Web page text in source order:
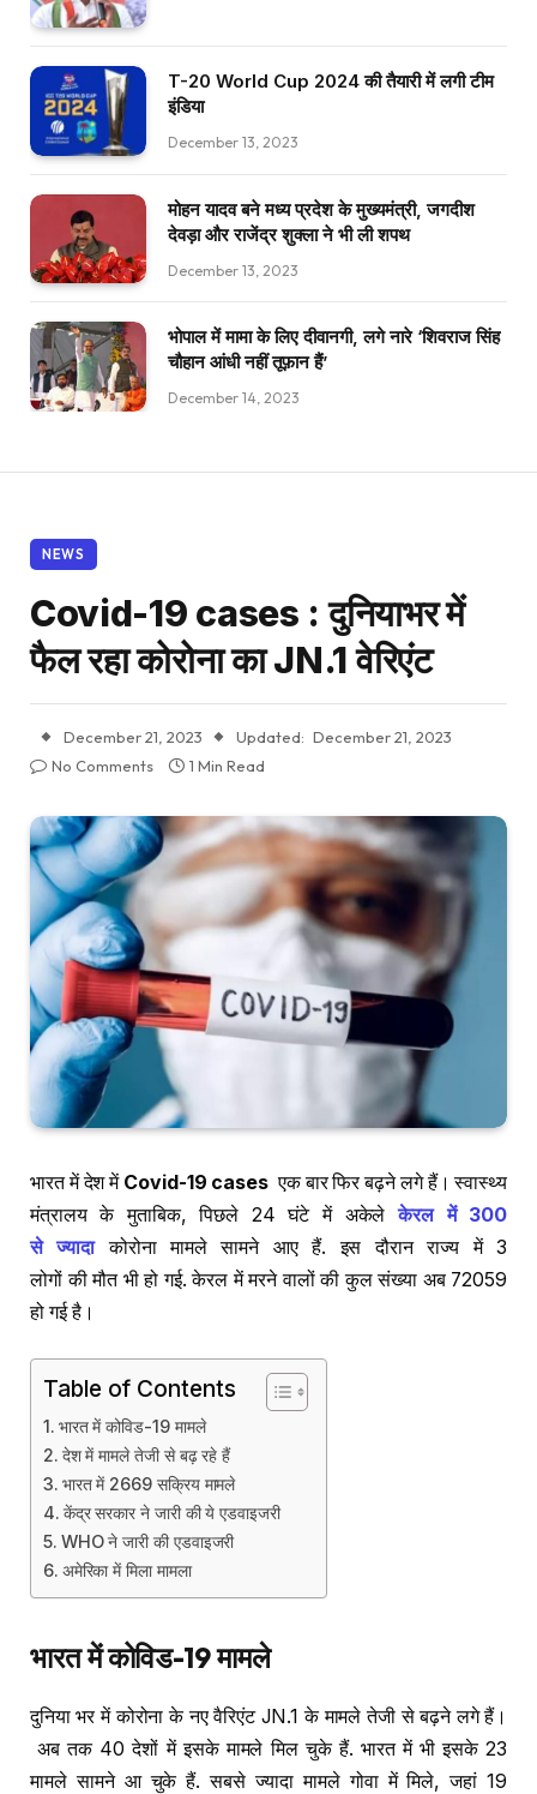
T-20 World Cup 2024 की तैयारी में लगी टीम
इंडिया
December 13, 2023
मोहन यादव बने मध्य प्रदेश के मुख्यमंत्री, जगदीश
देवड़ा और राजेंद्र शुक्ला ने भी ली शपथ
December 13, 2023
भोपाल में मामा के लिए दीवानगी, लगे नारे ‘शिवराज सिंह
चौहान आंधी नहीं तूफ़ान हैं’
December 14, 2023
NEWS
Covid-19 cases : दुनियाभर में
फैल रहा कोरोना का JN.1 वेरिएंट
December 21, 2023 Updated: December 21, 2023
No Comments
1 Min Read
भारत में देश मेंCovid-19 cases एक बार फिर बढ़ने लगे हैं। स्वास्थ्य
मंत्रालय के मुताबिक, पिछले 24 घंटे में अकेलेकेरल में 300
से ज्यादाकोरोना मामले सामने आए हैं. इस दौरान राज्य में 3
लोगों की मौत भी हो गई. केरल में मरने वालों की कुल संख्या अब 72059
हो गई है।
Table of Contents
भारत में कोविड-19 मामले
देश में मामले तेजी से बढ़ रहे हैं
भारत में 2669 सक्रिय मामले
केंद्र सरकार ने जारी की ये एडवाइजरी
WHO ने जारी की एडवाइजरी
अमेरिका में मिला मामला
भारतमेंकोविड-19मामले
दुनिया भर में कोरोना के नए वैरिएंट JN.1 के मामले तेजी से बढ़ने लगे हैं।
अब तक 40 देशों में इसके मामले मिल चुके हैं. भारत में भी इसके 23
मामले सामने आ चुके हैं. सबसे ज्यादा मामले गोवा में मिले, जहां 19